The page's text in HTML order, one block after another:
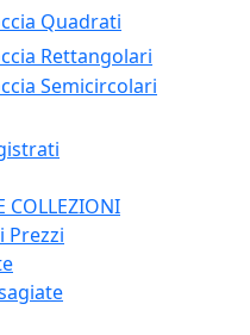
Quadrati
Rettangolari
Semicircolari
COLLEZIONI
Prezzi